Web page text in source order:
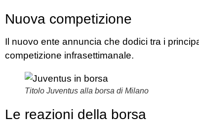
Nuova competizione
Il nuovo ente annuncia che dodici tra i
competizione infrasettimanale.
Titolo Juventus alla borsa di Milano
Le reazioni della borsa